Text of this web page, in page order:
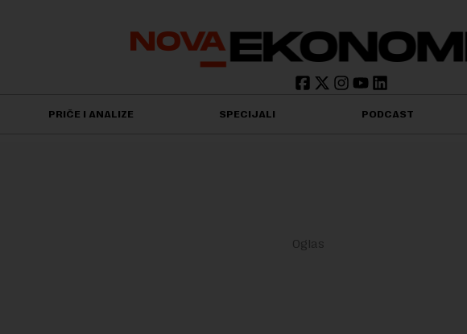
PRIČE I ANALIZE SPECIJALI PODCAST